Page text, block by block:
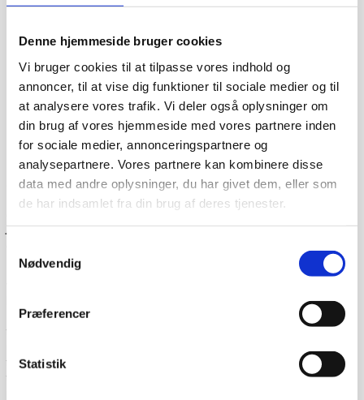
Denne hjemmeside bruger cookies
Vi bruger cookies til at tilpasse vores indhold og
annoncer, til at vise dig funktioner til sociale medier og til
at analysere vores trafik. Vi deler også oplysninger om
din brug af vores hjemmeside med vores partnere inden
for sociale medier, annonceringspartnere og
analysepartnere. Vores partnere kan kombinere disse
data med andre oplysninger, du har givet dem, eller som
de har indsamlet fra din brug af deres tjenester.
Nødvendig
Præferencer
Statistik
Dag-til-dag levering
Lagervarer leveres med 95% sandsynlighed allerede den
første hverdag efter din bestilling, såfremt du har bestilt
Når du handler hos
kan du enten
Såfremt du ønsker at få varen tilsendt, skal du huske at
tjekke varen på pallen for eventuelle skader før du skriver
tilføjet “modtaget under forbehold”. Det betyder at du har